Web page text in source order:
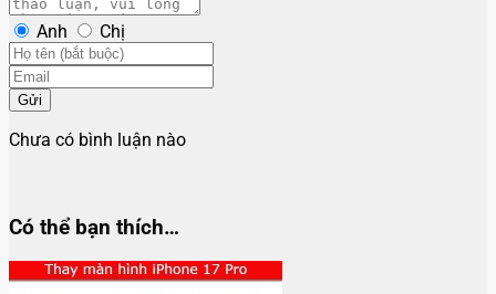
Anh Chị
Gửi
Chưa có bình luận nào
Có thể bạn thích…